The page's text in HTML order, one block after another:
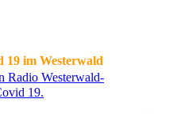
19 im Westerwald
Radio Westerwald-
19.